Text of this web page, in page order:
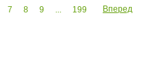
7 8 9 ... 199 Вперед